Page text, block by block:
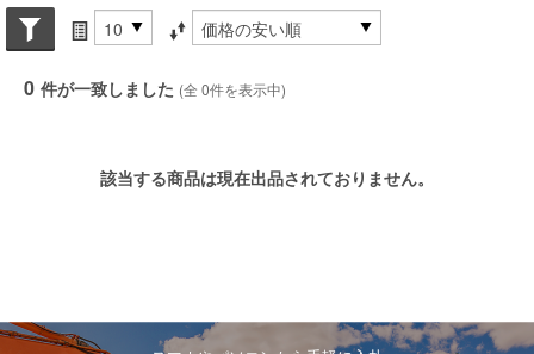
Search conditions
件数 並び替え条件
0 件が一致しました (全 0件を表示中)
該当する商品は現在出品されておりません。